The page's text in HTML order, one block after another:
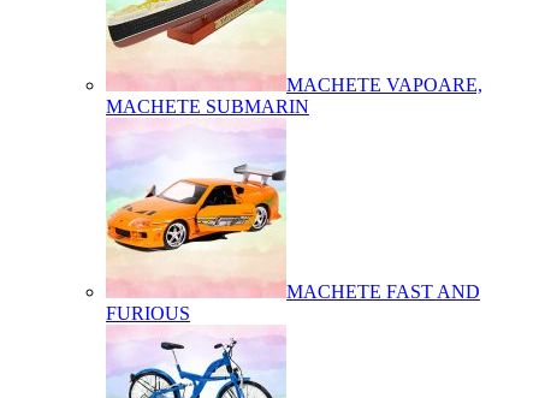
MACHETE VAPOARE,
MACHETE SUBMARIN
MACHETE FAST AND
FURIOUS